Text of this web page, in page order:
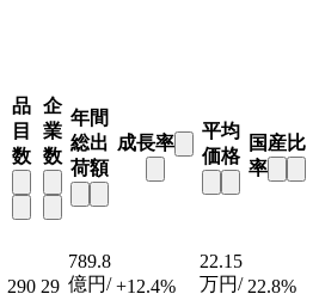
品
目
数
企
業
数
年間
総出
荷額
成長率
平均
価格
国産比
率
290 29
789.8
億円/ +12.4%
22.15
万円/ 22.8%